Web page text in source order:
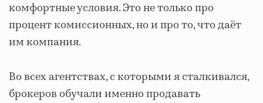
комфортные условия. Это не только про
процент комиссионных, но и про то, что даёт
им компания.
Во всех агентствах, с которыми я сталкивался,
брокеров обучали именно продавать